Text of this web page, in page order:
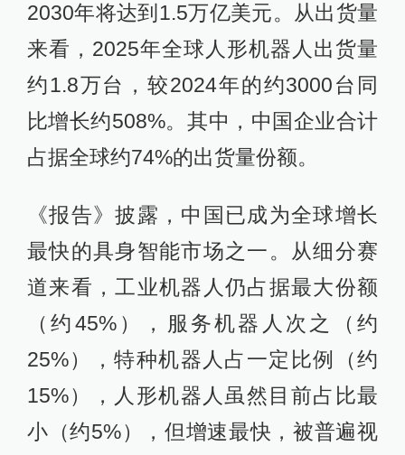
2030年将达到1.5万亿美元。从出货量
来看，2025年全球人形机器人出货量
约1.8万台，较2024年的约3000台同
比增长约508%。其中，中国企业合计
占据全球约74%的出货量份额。
《报告》披露，中国已成为全球增长
最快的具身智能市场之一。从细分赛
道来看，工业机器人仍占据最大份额
（约45%），服务机器人次之（约
25%），特种机器人占一定比例（约
15%），人形机器人虽然目前占比最
小（约5%），但增速最快，被普遍视